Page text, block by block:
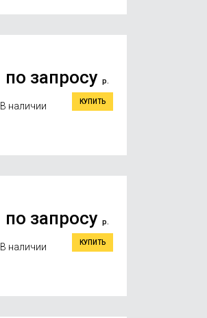
по запросу р.
КУПИТЬ
В наличии
по запросу р.
КУПИТЬ
В наличии